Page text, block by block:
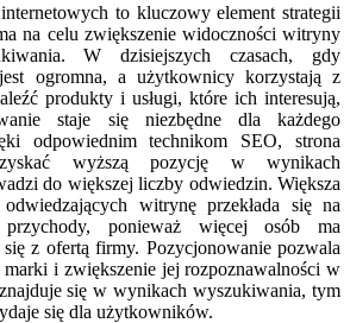
to kluczowy element strategii
na celu zwiększenie widoczności witryny
W dzisiejszych czasach, gdy
ogromna, a użytkownicy korzystają z
produkty i usługi, które ich interesują,
staje się niezbędne dla każdego
odpowiednim technikom SEO, strona
wyższą pozycję w wynikach
do większej liczby odwiedzin. Większa
witrynę przekłada się na
przychody, ponieważ więcej osób ma
z ofertą firmy. Pozycjonowanie pozwala
i zwiększenie jej rozpoznawalności w
się w wynikach wyszukiwania, tym
się dla użytkowników.